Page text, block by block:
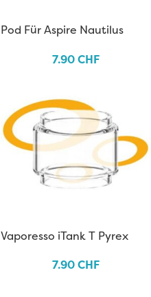
Pod Für Aspire Nautilus
7.90CHF
Vaporesso iTank T Pyrex
7.90CHF